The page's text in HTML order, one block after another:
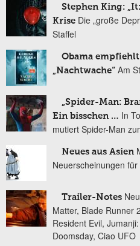
Stephen King:
Krise Die „große
Staffel
Obama
„Nachtwache“ Am
„Spider-Man:
Ein bisschen … In
mutiert Spider-Man
Neues aus Asien
Neuerscheinungen
Trailer-Notes
Matter, Blade Runner
Resident Evil,
Doomsday, Ciao UFO